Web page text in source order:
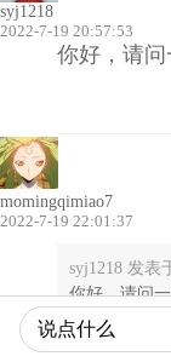
syj1218
2022-7-19 20:57:53
你好，请
momingqimiao7
2022-7-19 22:01:37
syj1218 发表
你好，请问
这个目前没
说点什么